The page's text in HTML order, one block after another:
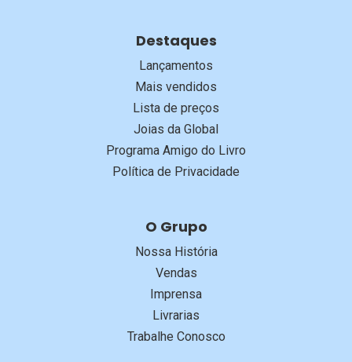
Destaques
Lançamentos
Mais vendidos
Lista de preços
Joias da Global
Programa Amigo do Livro
Política de Privacidade
O Grupo
Nossa História
Vendas
Imprensa
Livrarias
Trabalhe Conosco